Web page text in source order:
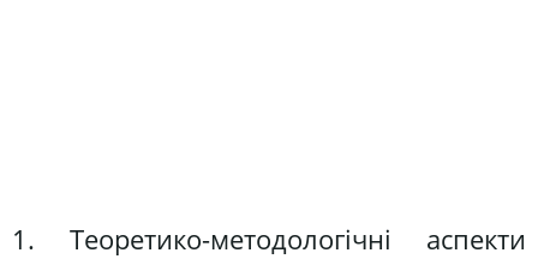
1. Теоретико-методологічні аспекти